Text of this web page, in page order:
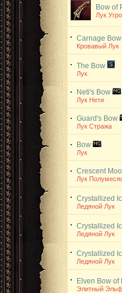
Bow of
Лук
Carnage Bow
Кровавый Лук
The Bow
Лук
Neti's Bow
Лук Нети
Guard's Bow
Лук Стража
Bow
Лук
Crescent
Лук
Crystallized
Ледяной Лук
Crystallized
Ледяной Лук
Crystallized
Ледяной Лук
Elven Bow of
Элитный